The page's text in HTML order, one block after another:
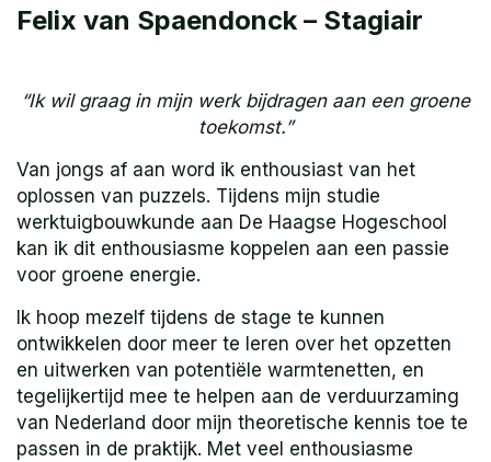
Felix van Spaendonck – Stagiair
“Ik wil graag in mijn werk bijdragen aan een groene
toekomst.”
Van jongs af aan word ik enthousiast van het
oplossen van puzzels. Tijdens mijn studie
werktuigbouwkunde aan De Haagse Hogeschool
kan ik dit enthousiasme koppelen aan een passie
voor groene energie.
Ik hoop mezelf tijdens de stage te kunnen
ontwikkelen door meer te leren over het opzetten
en uitwerken van potentiële warmtenetten, en
tegelijkertijd mee te helpen aan de verduurzaming
van Nederland door mijn theoretische kennis toe te
passen in de praktijk. Met veel enthousiasme